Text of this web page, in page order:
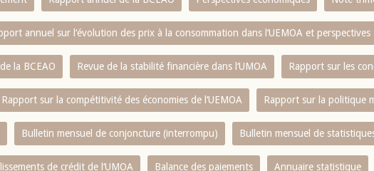
annuel sur l‘évolution des prix à la consommation dans l‘UEMOA et perspectives
la BCEAO Revue de la stabilité financière dans l‘UMOA Rapport sur les
Rapport sur la compétitivité des économies de l‘UEMOA Rapport sur la politique
Bulletin mensuel de conjoncture (interrompu) Bulletin mensuel de
de crédit de l‘UMOA Balance des paiements Annuaire statistique